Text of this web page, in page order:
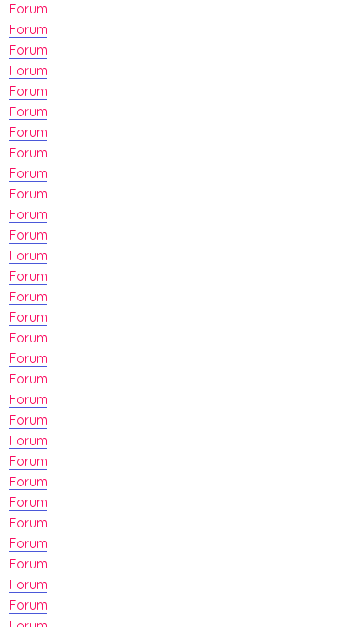
Forum
Forum
Forum
Forum
Forum
Forum
Forum
Forum
Forum
Forum
Forum
Forum
Forum
Forum
Forum
Forum
Forum
Forum
Forum
Forum
Forum
Forum
Forum
Forum
Forum
Forum
Forum
Forum
Forum
Forum